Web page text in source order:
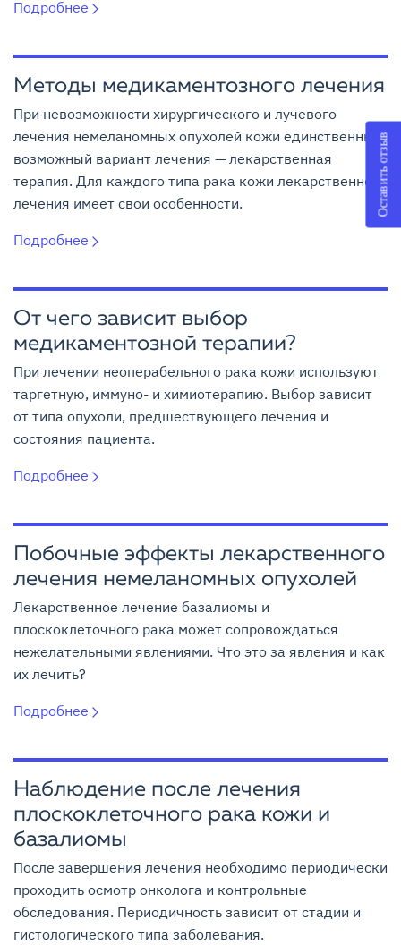
Подробнее
Методы медикаментозного лечения
При невозможности хирургического и лучевого
лечения немеланомных опухолей кожи единственный
возможный вариант лечения — лекарственная
терапия. Для каждого типа рака кожи лекарственное
лечения имеет свои особенности.
Подробнее
От чего зависит выбор
медикаментозной терапии?
При лечении неоперабельного рака кожи используют
таргетную, иммуно- и химиотерапию. Выбор зависит
от типа опухоли, предшествующего лечения и
состояния пациента.
Подробнее
Побочные эффекты лекарственного
лечения немеланомных опухолей
Лекарственное лечение базалиомы и
плоскоклеточного рака может сопровождаться
нежелательными явлениями. Что это за явления и как
их лечить?
Подробнее
Наблюдение после лечения
плоскоклеточного рака кожи и
базалиомы
После завершения лечения необходимо периодически
проходить осмотр онколога и контрольные
обследования. Периодичность зависит от стадии и
гистологического типа заболевания.
Оставить отзыв